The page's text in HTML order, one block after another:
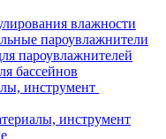
влажности
пароувлажнители
пароувлажнителей
бассейнов
инструмент
инструмент